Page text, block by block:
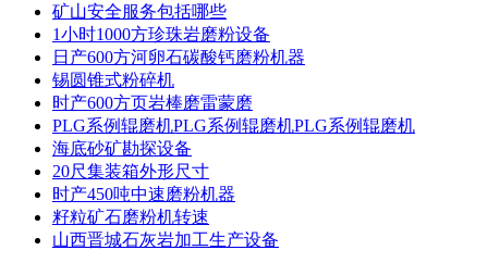
矿山安全服务包括哪些
1小时1000方珍珠岩磨粉设备
日产600方河卵石碳酸钙磨粉机器
锡圆锥式粉碎机
时产600方页岩棒磨雷蒙磨
PLG系例辊磨机PLG系例辊磨机PLG系例辊磨机
海底砂矿勘探设备
20尺集装箱外形尺寸
时产450吨中速磨粉机器
籽粒矿石磨粉机转速
山西晋城石灰岩加工生产设备